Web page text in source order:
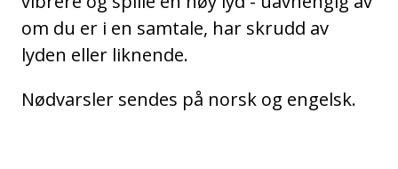
om du er i en samtale, har skrudd av
lyden eller liknende.
Nødvarsler sendes på norsk og engelsk.